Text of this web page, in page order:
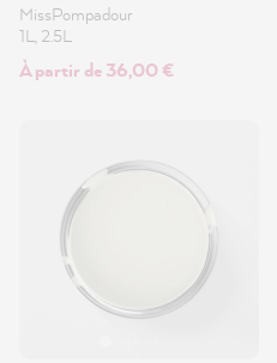
MissPompadour
1L, 2.5L
À partir de 36,00 €